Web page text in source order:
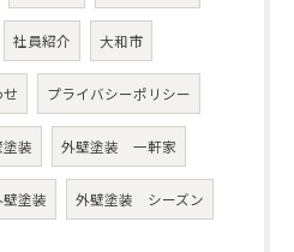
社員紹介 大和市
プライバシーポリシー
装 外壁塗装 一軒家
壁塗装 外壁塗装 シーズン